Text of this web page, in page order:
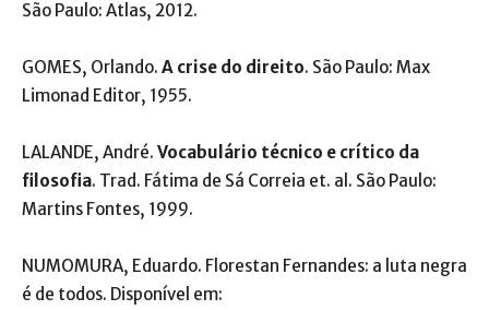
São Paulo: Atlas, 2012.
GOMES, Orlando. A crise do direito. São Paulo: Max
Limonad Editor, 1955.
LALANDE, André. Vocabulário técnico e crítico da
filosofia. Trad. Fátima de Sá Correia et. al. São Paulo:
Martins Fontes, 1999.
NUMOMURA, Eduardo. Florestan Fernandes: a luta negra
é de todos. Disponível em: